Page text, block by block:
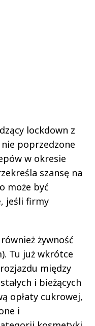
lockdown z
poprzedzone
w okresie
szansę na
może być
jeśli firmy
żywność
Tu już wkrótce
między
i bieżących
opłaty cukrowej,
i